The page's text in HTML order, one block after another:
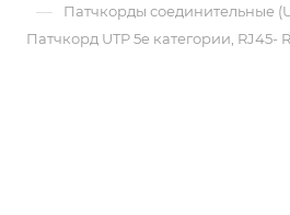
— Патчкорды соединительные
Патчкорд UTP 5e категории, RJ45-